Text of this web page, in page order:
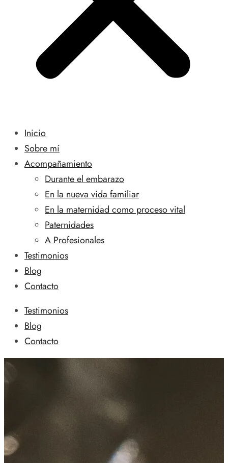
Inicio
Sobre mí
Acompañamiento
Durante el embarazo
En la nueva vida familiar
En la maternidad como proceso vital
Paternidades
A Profesionales
Testimonios
Blog
Contacto
Testimonios
Blog
Contacto